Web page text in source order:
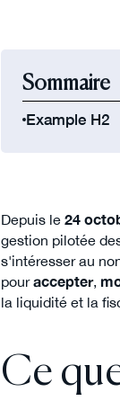
Sommaire
Example H2
Depuis le24
gestion pilotée
s'intéresser au
pouraccepter,
la liquidité et la
Ce